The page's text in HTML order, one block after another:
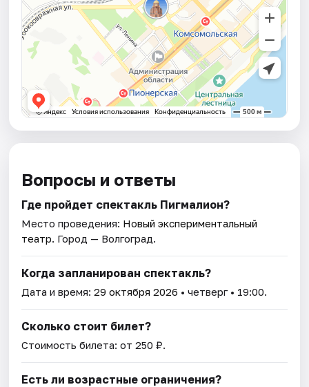
Вопросы и ответы
Где пройдет спектакль Пигмалион?
Место проведения: Новый экспериментальный
театр. Город — Волгоград.
Когда запланирован спектакль?
Дата и время:29 октября 2026 • четверг • 19:00.
Сколько стоит билет?
Стоимость билета: от 250 ₽.
Есть ли возрастные ограничения?